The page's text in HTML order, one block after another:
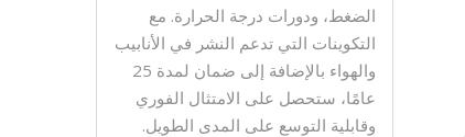
الضغط، ودورات درجة الحرارة. مع
التكوينات التي تدعم النشر في الأنابيب
والهواء بالإضافة إلى ضمان لمدة 25
عامًا، ستحصل على الامتثال الفوري
وقابلية التوسع على المدى الطويل.